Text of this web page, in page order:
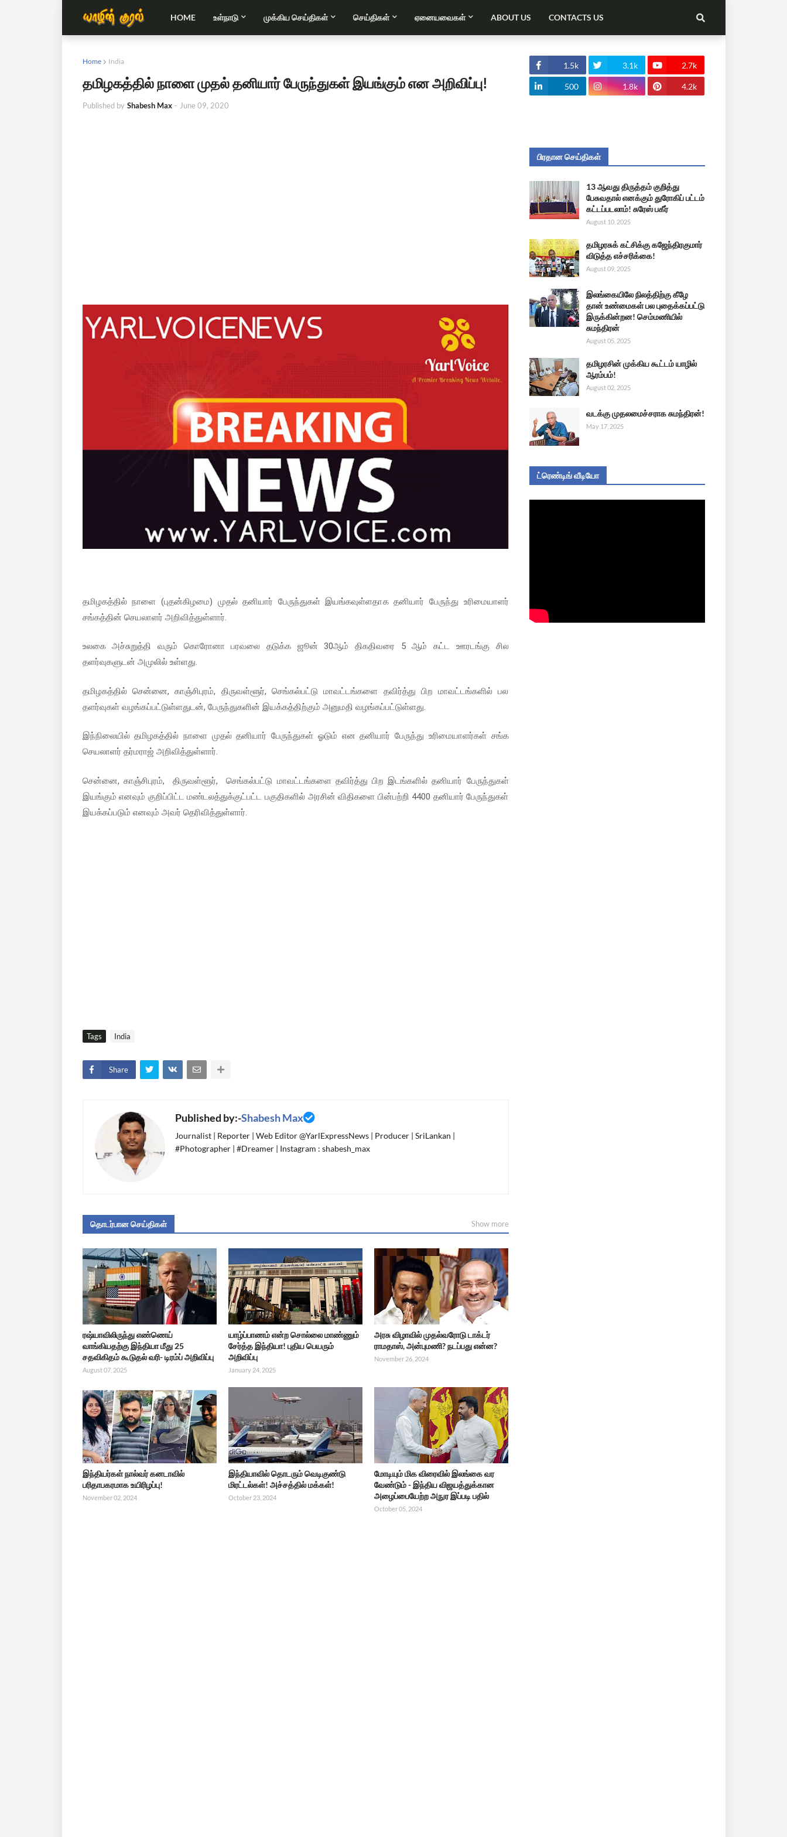
HOME உள்நாடு முக்கிய செய்திகள் செய்திகள் ஏனையவைகள் ABOUT US CONTACTS US
Home India
தமிழகத்தில் நாளை முதல் தனியார் பேருந்துகள் இயங்கும் என அறிவிப்பு!
Published by Shabesh Max - June 09, 2020
தமிழகத்தில் நாளை (புதன்கிழமை) முதல் தனியார் பேருந்துகள் இயங்கவுள்ளதாக தனியார் பேருந்து உரிமையாளர்
சங்கத்தின் செயலாளர் அறிவித்துள்ளார்.
உலகை அச்சுறுத்தி வரும் கொரோனா பரவலை தடுக்க ஜூன் 30ஆம் திகதிவரை 5 ஆம் கட்ட ஊரடங்கு சில
தளர்வுகளுடன் அமுலில் உள்ளது.
தமிழகத்தில் சென்னை, காஞ்சிபுரம், திருவள்ளூர், செங்கல்பட்டு மாவட்டங்களை தவிர்த்து பிற மாவட்டங்களில் பல
தளர்வுகள் வழங்கப்பட்டுள்ளதுடன், பேருந்துகளின் இயக்கத்திற்கும் அனுமதி வழங்கப்பட்டுள்ளது.
இந்நிலையில் தமிழகத்தில் நாளை முதல் தனியார் பேருந்துகள் ஓடும் என தனியார் பேருந்து உரிமையாளர்கள் சங்க
செயலாளர் தர்மராஜ் அறிவித்துள்ளார்.
சென்னை, காஞ்சிபுரம், திருவள்ளூர், செங்கல்பட்டு மாவட்டங்களை தவிர்த்து பிற இடங்களில் தனியார் பேருந்துகள்
இயங்கும் எனவும் குறிப்பிட்ட மண்டலத்துக்குட்பட்ட பகுதிகளில் அரசின் விதிகளை பின்பற்றி 4400 தனியார் பேருந்துகள்
இயக்கப்படும் எனவும் அவர் தெரிவித்துள்ளார்.
Tags India
Share
Published by:-Shabesh Max
Journalist | Reporter | Web Editor @YarlExpressNews | Producer | SriLankan |
#Photographer | #Dreamer | Instagram : shabesh_max
தொடர்பான செய்திகள் Show more
ரஷ்யாவிலிருந்து எண்ணெய்
வாங்கியதற்கு இந்தியா மீது 25
சதவிகிதம் கூடுதல் வரி- டிரம்ப் அறிவிப்பு
August 07, 2025
யாழ்ப்பாணம் என்ற சொல்லை மாண்ணும்
சேர்த்த இந்தியா! புதிய பெயரும்
அறிவிப்பு
January 24, 2025
அரசு விழாவில் முதல்வரோடு டாக்டர்
ராமதாஸ், அன்புமணி? நடப்பது என்ன?
November 26, 2024
இந்தியர்கள் நால்வர் கனடாவில்
பரிதாபகரமாக உயிரிழப்பு!
November 02, 2024
இந்தியாவில் தொடரும் வெடிகுண்டு
மிரட்டல்கள்! அச்சத்தில் மக்கள்!
October 23, 2024
மோடியும் மிக விரைவில் இலங்கை வர
வேண்டும் - இந்திய விஜயத்துக்கான
அழைப்பையேற்ற அநுர இப்படி பதில்
October 05, 2024
1.5k 3.1k 2.7k
500 1.8k 4.2k
பிரதான செய்திகள்
13 ஆவது திருத்தம் குறித்து
பேசுவதால் எனக்கும் துரோகிப் பட்டம்
கட்டப்படலாம்! சுரேஸ் பகீர்
August 10, 2025
தமிழரசுக் கட்சிக்கு கஜேந்திரகுமார்
விடுத்த எச்சரிக்கை!
August 09, 2025
இலங்கையிலே நிலத்திற்கு கீழே
தான் உண்மைகள் பல புதைக்கப்பட்டு
இருக்கின்றன! செம்மணியில்
சுமந்திரன்
August 05, 2025
தமிழரசின் முக்கிய கூட்டம் யாழில்
ஆரம்பம்!
August 02, 2025
வடக்கு முதலமைச்சராக சுமந்திரன்!
May 17, 2025
ட்ரெண்டிங் வீடியோ